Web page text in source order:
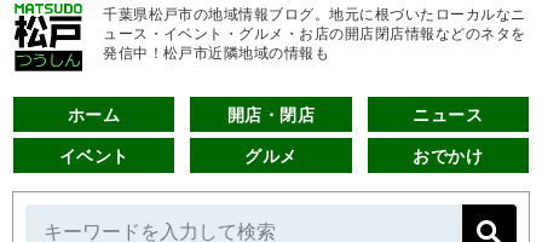
千葉県松戸市の地域情報ブログ。地元に根づいたローカルなニ
ュース・イベント・グルメ・お店の開店閉店情報などのネタを
発信中！松戸市近隣地域の情報も
ホーム 開店・閉店 ニュース
イベント グルメ おでかけ